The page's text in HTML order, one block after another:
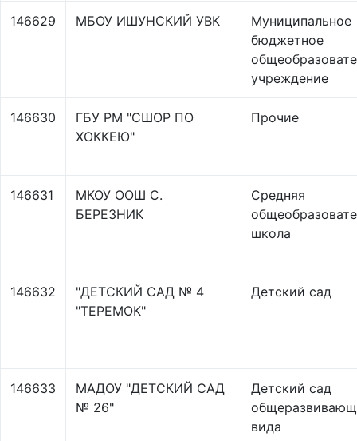
146629 МБОУ ИШУНСКИЙ УВК
Муниципальное
бюджетное
учреждение
146630
ГБУ РМ "СШОР ПО
ХОККЕЮ"
Прочие
146631
МКОУ ООШ С.
БЕРЕЗНИК
Средняя
школа
146632
"ДЕТСКИЙ САД № 4
"ТЕРЕМОК"
Детский сад
146633
МАДОУ "ДЕТСКИЙ САД
№ 26"
Детский сад
вида